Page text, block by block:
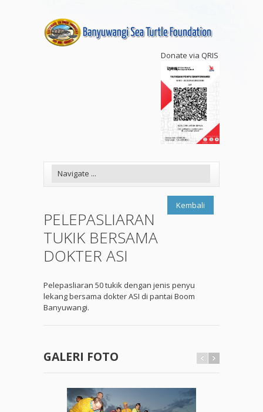
Donate via QRIS
Kembali
PELEPASLIARAN
TUKIK BERSAMA
DOKTER ASI
Pelepasliaran 50 tukik dengan jenis penyu
lekang bersama dokter ASI di pantai Boom
Banyuwangi.
GALERI FOTO